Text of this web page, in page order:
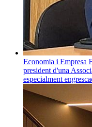
Economia i Empresa
president d'una
especialment